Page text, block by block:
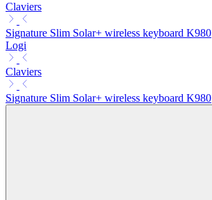
Claviers
Signature Slim Solar+ wireless keyboard K980
Logi
Claviers
Signature Slim Solar+ wireless keyboard K980